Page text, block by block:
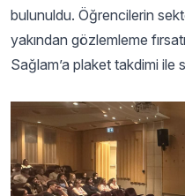
bulunuldu. Öğrencilerin
yakından gözlemleme
Sağlam’a plaket takdimi ile